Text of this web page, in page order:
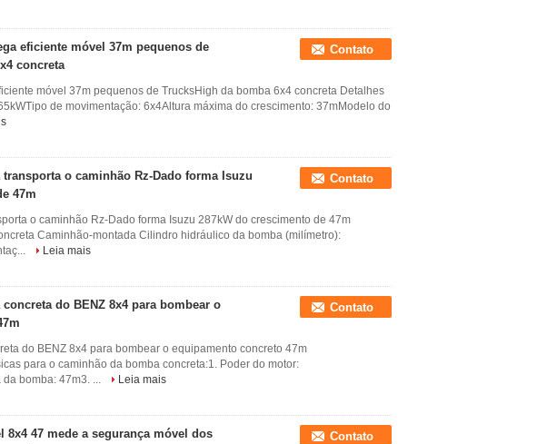
eficiente móvel 37m pequenos de
concreta
Contato
móvel 37m pequenos de TrucksHigh da bomba 6x4 concreta Detalhes
de movimentação: 6x4Altura máxima do crescimento: 37mModelo do
o caminhão Rz-Dado forma Isuzu
47m
Contato
o caminhão Rz-Dado forma Isuzu 287kW do crescimento de 47m
Caminhão-montada Cilindro hidráulico da bomba (milímetro):
Leia mais
do BENZ 8x4 para bombear o
Contato
do BENZ 8x4 para bombear o equipamento concreto 47m
para o caminhão da bomba concreta:1. Poder do motor:
bomba: 47m3. ...
Leia mais
8x4 47 mede a segurança móvel dos
Contato